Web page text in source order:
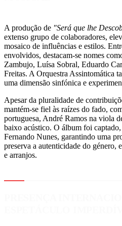
A produção de "Será que lhe
extenso grupo de colaboradores,
mosaico de influências e estilos.
envolvidos, destacam-se nomes
Zambujo, Luísa Sobral, Eduardo
Freitas. A Orquestra Assintomática
uma dimensão sinfónica e
Apesar da pluralidade de
mantém-se fiel às raízes do fado,
portuguesa, André Ramos na viola
baixo acústico. O álbum foi
Fernando Nunes, garantindo uma
preserva a autenticidade do género,
e arranjos.